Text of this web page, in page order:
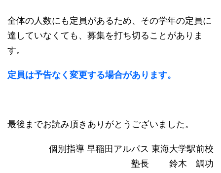
全体の人数にも定員があるため、その学年の定員に
達していなくても、募集を打ち切ることがありま
す。
定員は予告なく変更する場合があります。
最後までお読み頂きありがとうございました。
個別指導 早稲田アルパス 東海大学駅前校
塾長 鈴木 鯛功